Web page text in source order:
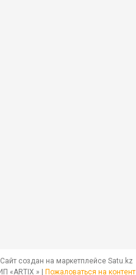
Сайт создан на маркетплейсе Satu.kz
Пожаловаться на контент